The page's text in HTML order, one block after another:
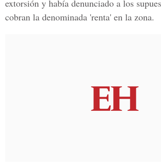
extorsión y había denunciado a los
cobran la denominada 'renta' en la zona.